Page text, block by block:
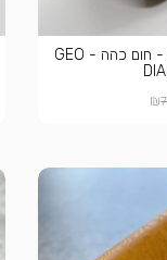
מיני קייס טאיו TAIYOO - חום כהה - GEO
₪